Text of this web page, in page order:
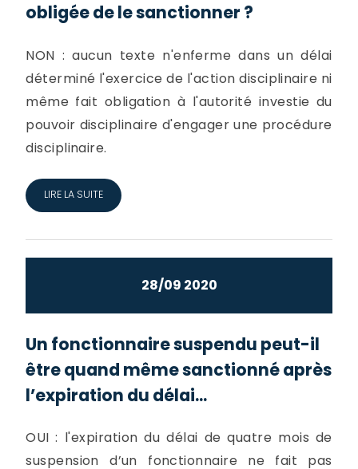
obligée de le sanctionner ?
NON : aucun texte n'enferme dans un délai
déterminé l'exercice de l'action disciplinaire ni
même fait obligation à l'autorité investie du
pouvoir disciplinaire d'engager une procédure
disciplinaire.
LIRE LA SUITE
28/09 2020
Un fonctionnaire suspendu peut-il
être quand même sanctionné après
l’expiration du délai...
OUI : l'expiration du délai de quatre mois de
suspension d’un fonctionnaire ne fait pas